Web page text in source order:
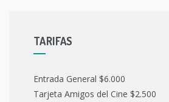
TARIFAS
Entrada General $6.000
Tarjeta Amigos del Cine $2.500